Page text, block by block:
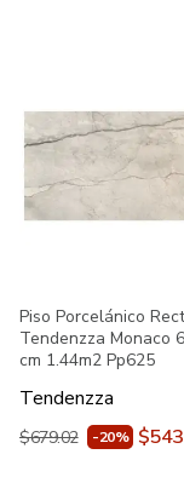
Piso Porcelánico
Tendenzza Monaco
cm 1.44m2 Pp625
Tendenzza
$679.02 -20%